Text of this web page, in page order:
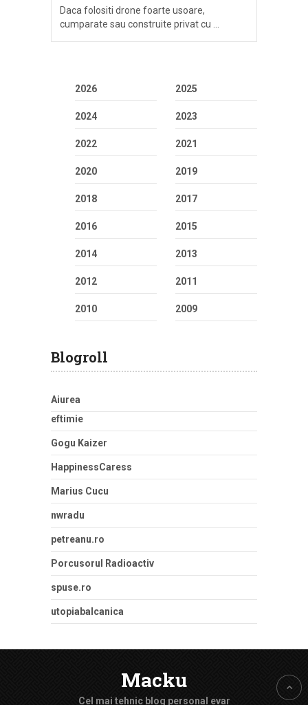
Daca folositi drone foarte usoare,
cumparate sau construite privat cu …
2026 2025
2024 2023
2022 2021
2020 2019
2018 2017
2016 2015
2014 2013
2012 2011
2010 2009
Blogroll
Aiurea
eftimie
Gogu Kaizer
HappinessCaress
Marius Cucu
nwradu
petreanu.ro
Porcusorul Radioactiv
spuse.ro
utopiabalcanica
Macku
Cel mai tehnic blog personal evar